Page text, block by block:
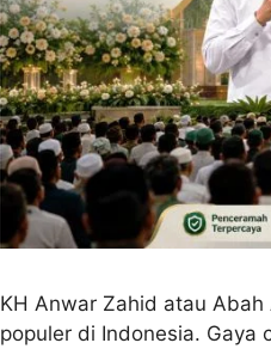
KH Anwar Zahid atau
populer di Indonesia. Gaya